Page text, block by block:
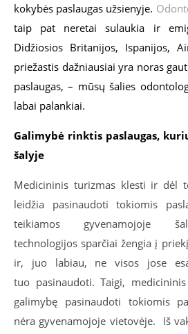
kokybės paslaugas užsienyje.
taip pat neretai sulaukia ir
Didžiosios Britanijos, Ispanijos,
priežastis dažniausiai yra noras
paslaugas, – mūsų šalies
labai palankiai.
Galimybė rinktis paslaugas,
šalyje
Medicininis turizmas klesti ir dėl
leidžia pasinaudoti tokiomis
teikiamos gyvenamojoje
technologijos sparčiai žengia į
ir, juo labiau, ne visos jose
tuo pasinaudoti. Taigi,
galimybę pasinaudoti tokiomis
nėra gyvenamojoje vietovėje. Iš